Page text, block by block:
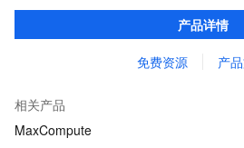
口，与 MaxCompute Notebook、镜像
MaxCompute 完整 Python 开发生态。
产品详情
免费资源 产
相关产品
MaxCompute